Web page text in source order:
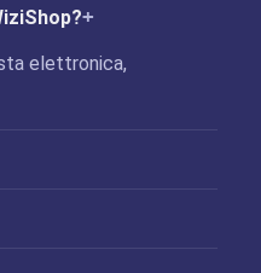
elettronica,